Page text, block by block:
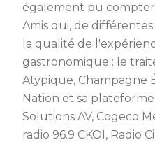
également pu
Amis qui, de
la qualité de
gastronomique : le
Atypique, Champagne
Nation et sa plateforme
Solutions AV, Cogeco
radio 96.9 CKOI, Radio